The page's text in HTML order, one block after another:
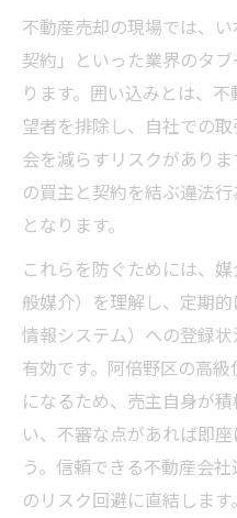
不動産売却の現場では、
契約」といった業界のタ
ります。囲い込みとは、
望者を排除し、自社での
会を減らすリスクがあり
の買主と契約を結ぶ違法
となります。
これらを防ぐためには、
般媒介）を理解し、定期
情報システム）への登録
有効です。阿倍野区の高
になるため、売主自身が
い、不審な点があれば即
う。信頼できる不動産会
のリスク回避に直結します。